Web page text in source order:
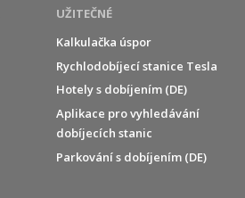
UŽITEČNÉ
Kalkulačka úspor
Rychlodobíjecí stanice Tesla
Hotely s dobíjením (DE)
Aplikace pro vyhledávání
dobíjecích stanic
Parkování s dobíjením (DE)